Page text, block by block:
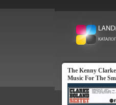
The Kenny
Music For The
Audio CD
Schema
Лицензионные